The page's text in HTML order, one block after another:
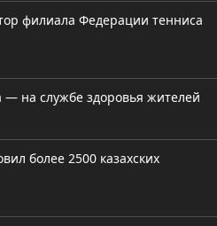
филиала Федерации тенниса
на службе здоровья жителей
более 2500 казахских